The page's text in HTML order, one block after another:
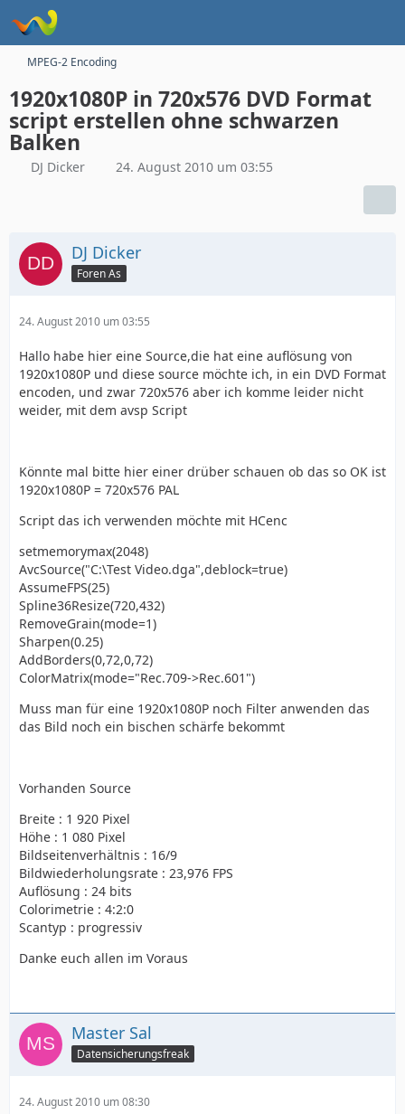
MPEG-2 Encoding
1920x1080P in 720x576 DVD Format
script erstellen ohne schwarzen
Balken
DJ Dicker 24. August 2010 um 03:55
DJ Dicker
Foren As
24. August 2010 um 03:55
Hallo habe hier eine Source,die hat eine auflösung von
1920x1080P und diese source möchte ich, in ein DVD Format
encoden, und zwar 720x576 aber ich komme leider nicht
weider, mit dem avsp Script
Könnte mal bitte hier einer drüber schauen ob das so OK ist
1920x1080P = 720x576 PAL
Script das ich verwenden möchte mit HCenc
setmemorymax(2048)
AvcSource("C:\Test Video.dga",deblock=true)
AssumeFPS(25)
Spline36Resize(720,432)
RemoveGrain(mode=1)
Sharpen(0.25)
AddBorders(0,72,0,72)
ColorMatrix(mode="Rec.709->Rec.601")
Muss man für eine 1920x1080P noch Filter anwenden das
das Bild noch ein bischen schärfe bekommt
Vorhanden Source
Breite : 1 920 Pixel
Höhe : 1 080 Pixel
Bildseitenverhältnis : 16/9
Bildwiederholungsrate : 23,976 FPS
Auflösung : 24 bits
Colorimetrie : 4:2:0
Scantyp : progressiv
Danke euch allen im Voraus
Master Sal
Datensicherungsfreak
24. August 2010 um 08:30